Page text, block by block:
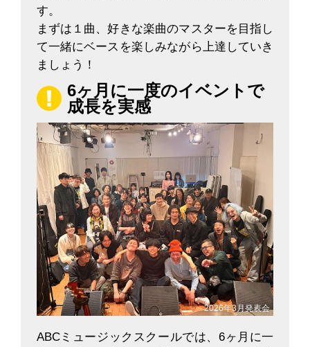
す。
まずは１曲、好きな楽曲のマスターを目指し
て一緒にベースを楽しみながら上達していき
ましょう！
6ヶ月に一度のイベントで
成長を実感
2026年3月発表会
ABCミュージックスクールでは、6ヶ月に一